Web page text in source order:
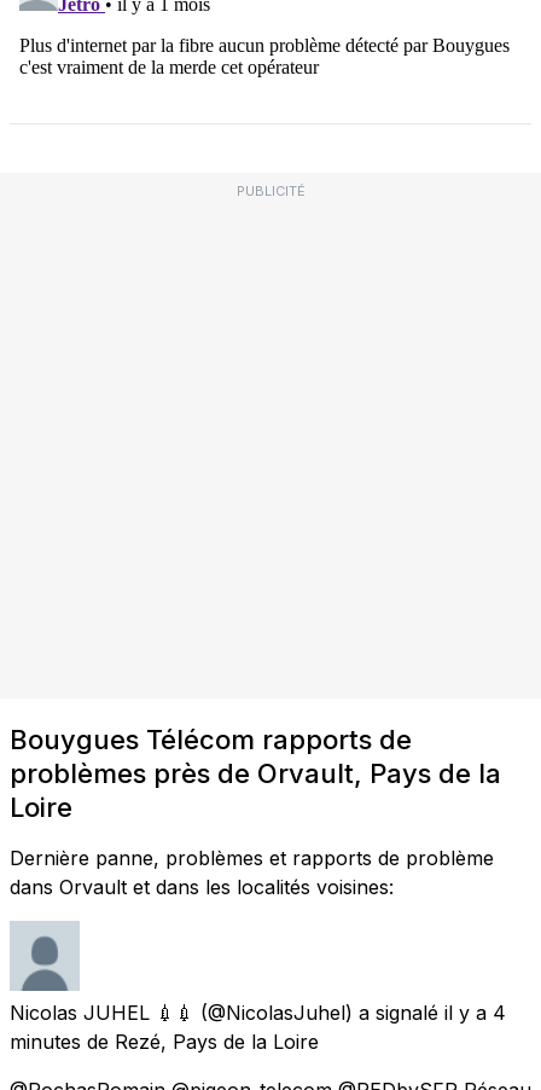
PUBLICITÉ
Bouygues Télécom rapports de
problèmes près de Orvault, Pays de la
Loire
Dernière panne, problèmes et rapports de problème
dans Orvault et dans les localités voisines:
Nicolas JUHEL 💉💉 (@NicolasJuhel) a signalé il y a 4
minutes de Rezé, Pays de la Loire